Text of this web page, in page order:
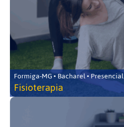
Formiga-MG • Bacharel • Presencial
Fisioterapia